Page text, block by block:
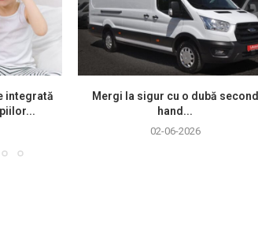
integrată
Mergi la sigur cu o dubă second
hand...
02-06-2026